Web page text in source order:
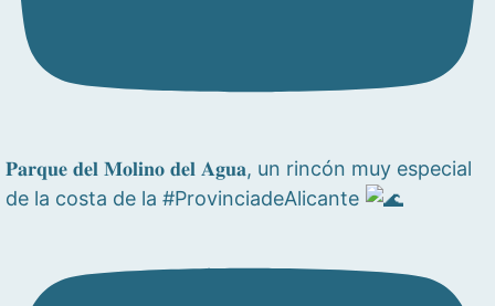
𝐏𝐚𝐫𝐪𝐮𝐞 𝐝𝐞𝐥 𝐌𝐨𝐥𝐢𝐧𝐨 𝐝𝐞𝐥 𝐀𝐠𝐮𝐚, un rincón muy especial
de la costa de la #ProvinciadeAlicante